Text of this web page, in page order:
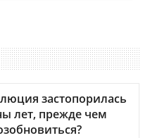
застопорилась
лет, прежде чем